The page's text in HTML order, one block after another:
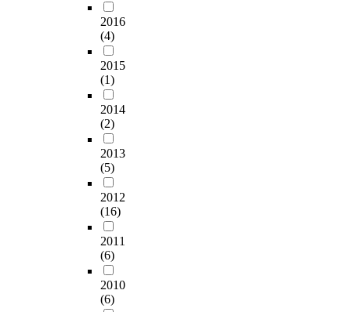
2016
(4)
2015
(1)
2014
(2)
2013
(5)
2012
(16)
2011
(6)
2010
(6)